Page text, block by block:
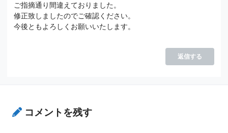
ご指摘通り間違えておりました。
修正致しましたのでご確認ください。
今後ともよろしくお願いいたします。
返信する
コメントを残す